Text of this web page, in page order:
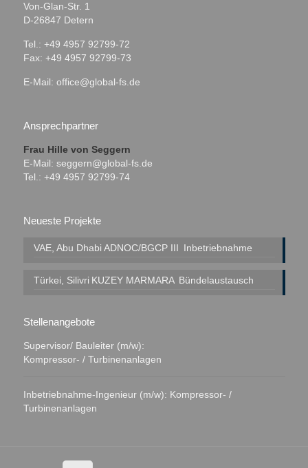
Von-Glan-Str. 1
D-26847 Detern
Tel.: +49 4957 92799-72
Fax: +49 4957 92799-73
E-Mail: office@global-fs.de
Ansprechpartner
Frau Hille von Seggern
E-Mail: seggern@global-fs.de
Tel.: +49 4957 92799-74
Neueste Projekte
VAE, Abu Dhabi ADNOC/BGCP III Inbetriebnahme
Türkei, Silivri KUZEY MARMARA Bündelaustausch
Stellenangebote
Supervisor/ Bauleiter (m/w):
Kompressor- / Turbinenanlagen
Inbetriebnahme-Ingenieur (m/w): Kompressor- /
Turbinenanlagen